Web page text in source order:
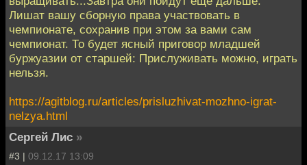
Лишат вашу сборную права участвовать в
чемпионате, сохранив при этом за вами сам
чемпионат. То будет ясный приговор младшей
буржуазии от старшей: Прислуживать можно, играть
нельзя.
https://agitblog.ru/articles/prisluzhivat-mozhno-igrat-
nelzya.html
Сергей Лис »
#3 | 09.12.17 13:09